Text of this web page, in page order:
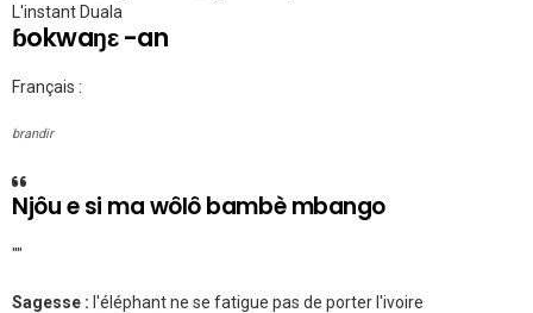
L'instant Duala
ɓokwaŋɛ -an
Français :
brandir
Njôu e si ma wôlô bambè mbango
""
Sagesse : l'éléphant ne se fatigue pas de porter l'ivoire